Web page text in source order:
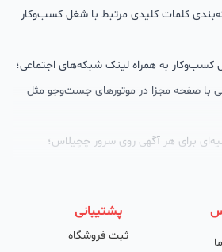
8 لیست دسته‌بندی کلمات کلیدی مرتبط با شغل کسب‌وکار
به همراه لینک شبکه‌های اجتماعی؛
با صفحه مجزا در موتورهای جست‌وجو مثل
سبد خدماتش اضافه کرده است. چچیلاس با
محض ورود هر کسب‌وکار، نظارت، تحلیل
پشتیبانی
ثبت فروشگاه